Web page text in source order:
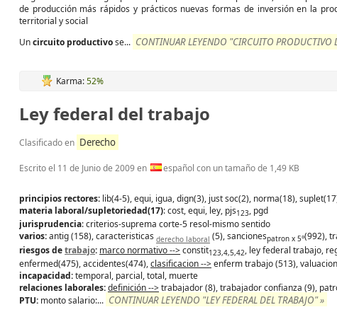
de producción más rápidos y prácticos nuevas formas de inversión en la
territorial y social
Uncircuito productivose... CONTINUAR LEYENDO "CIRCUITO PRODUCTIVO
Karma:52%
Ley federal del trabajo
Clasificado en Derecho
Escrito el 11 de Junio de 2009en español con un tamaño de 1,49 KB
principios rectores: lib(4-5), equi, igua, dign(3), just soc(2), norma(18),
materia laboral/supletoriedad(17): cost, equi, ley, pjs123, pgd
jurisprudencia: criterios-suprema corte-5 resol-mismo sentido
varios:antig (158), caracteristicas derecho laboral (5), sancionespatron x 5°(992),
riesgos detrabajo: marco normativo -->constit123,4,5,42, ley federal trabajo,
enfermed(475), accidentes(474),clasificacion -->enferm trabajo (513),
incapacidad:temporal, parcial, total, muerte
relaciones laborales:definición -->trabajador (8), trabajador confianza (9),
PTU: monto salario:... CONTINUAR LEYENDO "LEY FEDERAL DEL TRABAJO" »